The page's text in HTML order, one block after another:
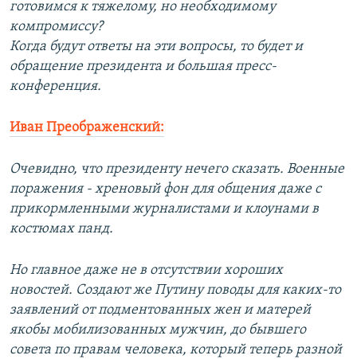
готовимся к тяжелому, но необходимому
компромиссу?
Когда будут ответы на эти вопросы, то будет и
обращение президента и большая пресс-
конференция.
Иван Преображенский:
Очевидно, что президенту нечего сказать. Военные
поражения - хреновый фон для общения даже с
прикормленными журналистами и клоунами в
костюмах панд.
Но главное даже не в отсутствии хороших
новостей. Создают же Путину поводы для каких-то
заявлений от подментованных жен и матерей
якобы мобилизованных мужчин, до бывшего
совета по правам человека, который теперь разной